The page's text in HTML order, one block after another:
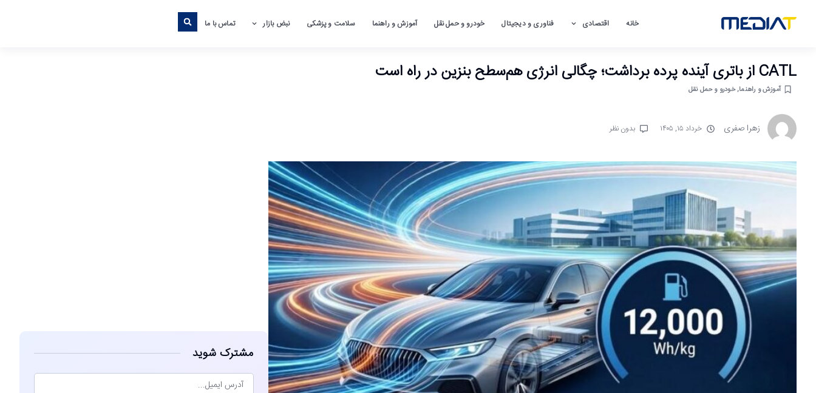
خانه اقتصادی فناوری و دیجیتال خودرو و حمل نقل آموزش و راهنما سلامت و پزشکی نبض بازار تماس با ما
CATL از باتری آینده پرده برداشت؛ چگالی انرژی هم‌سطح بنزین در راه است
آموزش و راهنما,خودرو و حمل نقل
زهرا صفری خرداد ۱۵, ۱۴۰۵ بدون نظر
مشترک شوید